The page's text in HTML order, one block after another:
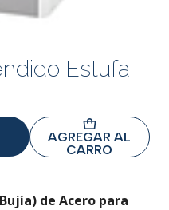
Estufa
AGREGAR AL
CARRO
de Acero para